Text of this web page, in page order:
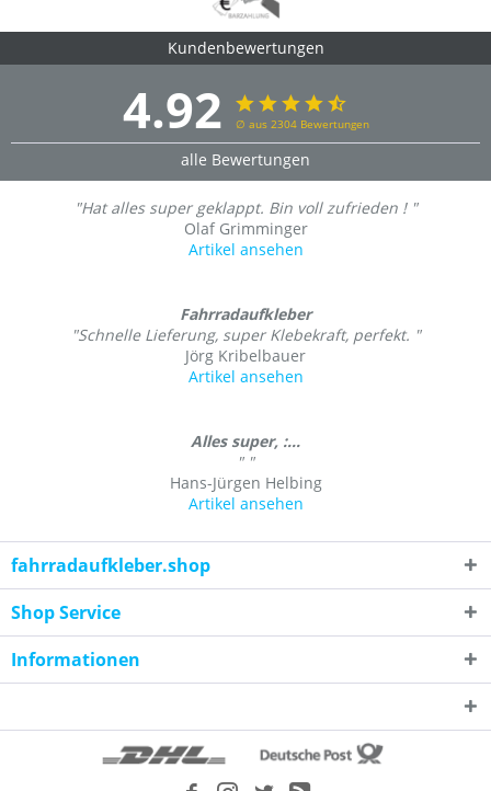
Kundenbewertungen
4.92 ∅ aus 2304 Bewertungen
alle Bewertungen
"Hat alles super geklappt. Bin voll zufrieden ! "
Olaf Grimminger
Artikel ansehen
Fahrradaufkleber
"Schnelle Lieferung, super Klebekraft, perfekt. "
Jörg Kribelbauer
Artikel ansehen
Alles super, :...
" "
Hans-Jürgen Helbing
Artikel ansehen
fahrradaufkleber.shop
Shop Service
Informationen